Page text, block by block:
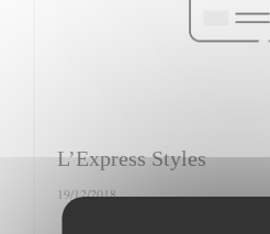
L’Express Styles
19/12/2018